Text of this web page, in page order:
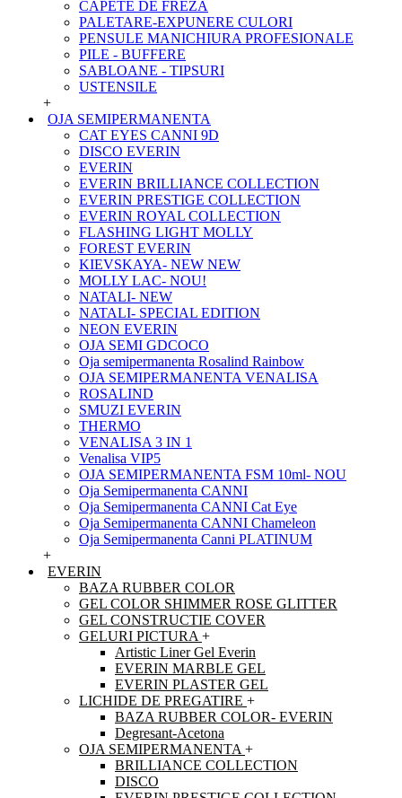
CAPETE DE FREZA
PALETARE-EXPUNERE CULORI
PENSULE MANICHIURA PROFESIONALE
PILE - BUFFERE
SABLOANE - TIPSURI
USTENSILE
+
OJA SEMIPERMANENTA
CAT EYES CANNI 9D
DISCO EVERIN
EVERIN
EVERIN BRILLIANCE COLLECTION
EVERIN PRESTIGE COLLECTION
EVERIN ROYAL COLLECTION
FLASHING LIGHT MOLLY
FOREST EVERIN
KIEVSKAYA- NEW NEW
MOLLY LAC- NOU!
NATALI- NEW
NATALI- SPECIAL EDITION
NEON EVERIN
OJA SEMI GDCOCO
Oja semipermanenta Rosalind Rainbow
OJA SEMIPERMANENTA VENALISA
ROSALIND
SMUZI EVERIN
THERMO
VENALISA 3 IN 1
Venalisa VIP5
OJA SEMIPERMANENTA FSM 10ml- NOU
Oja Semipermanenta CANNI
Oja Semipermanenta CANNI Cat Eye
Oja Semipermanenta CANNI Chameleon
Oja Semipermanenta Canni PLATINUM
+
EVERIN
BAZA RUBBER COLOR
GEL COLOR SHIMMER ROSE GLITTER
GEL CONSTRUCTIE COVER
GELURI PICTURA +
Artistic Liner Gel Everin
EVERIN MARBLE GEL
EVERIN PLASTER GEL
LICHIDE DE PREGATIRE +
BAZA RUBBER COLOR- EVERIN
Degresant-Acetona
OJA SEMIPERMANENTA +
BRILLIANCE COLLECTION
DISCO